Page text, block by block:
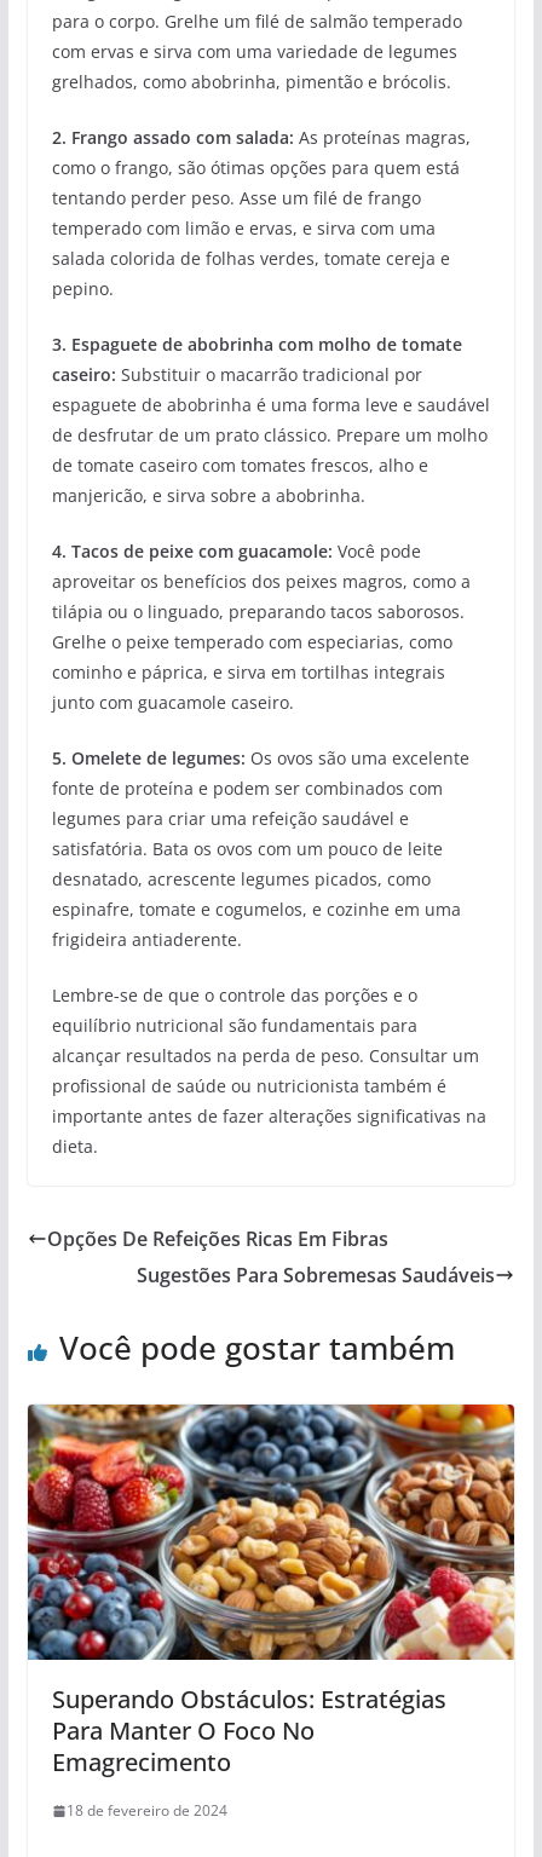
para o corpo. Grelhe um filé de salmão temperado
com ervas e sirva com uma variedade de legumes
grelhados, como abobrinha, pimentão e brócolis.
2. Frango assado com salada: As proteínas magras,
como o frango, são ótimas opções para quem está
tentando perder peso. Asse um filé de frango
temperado com limão e ervas, e sirva com uma
salada colorida de folhas verdes, tomate cereja e
pepino.
3. Espaguete de abobrinha com molho de tomate
caseiro: Substituir o macarrão tradicional por
espaguete de abobrinha é uma forma leve e saudável
de desfrutar de um prato clássico. Prepare um molho
de tomate caseiro com tomates frescos, alho e
manjericão, e sirva sobre a abobrinha.
4. Tacos de peixe com guacamole: Você pode
aproveitar os benefícios dos peixes magros, como a
tilápia ou o linguado, preparando tacos saborosos.
Grelhe o peixe temperado com especiarias, como
cominho e páprica, e sirva em tortilhas integrais
junto com guacamole caseiro.
5. Omelete de legumes: Os ovos são uma excelente
fonte de proteína e podem ser combinados com
legumes para criar uma refeição saudável e
satisfatória. Bata os ovos com um pouco de leite
desnatado, acrescente legumes picados, como
espinafre, tomate e cogumelos, e cozinhe em uma
frigideira antiaderente.
Lembre-se de que o controle das porções e o
equilíbrio nutricional são fundamentais para
alcançar resultados na perda de peso. Consultar um
profissional de saúde ou nutricionista também é
importante antes de fazer alterações significativas na
dieta.
Opções De Refeições Ricas Em Fibras
Sugestões Para Sobremesas Saudáveis
Você pode gostar também
Superando Obstáculos: Estratégias
Para Manter O Foco No
Emagrecimento
18 de fevereiro de 2024